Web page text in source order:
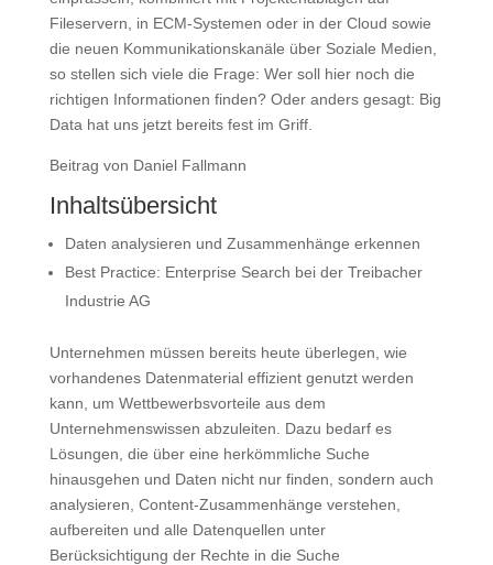
Fileservern, in ECM-Systemen oder in der Cloud sowie
die neuen Kommunikationskanäle über Soziale Medien,
so stellen sich viele die Frage: Wer soll hier noch die
richtigen Informationen finden? Oder anders gesagt: Big
Data hat uns jetzt bereits fest im Griff.
Beitrag von Daniel Fallmann
Inhaltsübersicht
Daten analysieren und Zusammenhänge erkennen
Best Practice: Enterprise Search bei der Treibacher
Industrie AG
Unternehmen müssen bereits heute überlegen, wie
vorhandenes Datenmaterial effizient genutzt werden
kann, um Wettbewerbsvorteile aus dem
Unternehmenswissen abzuleiten. Dazu bedarf es
Lösungen, die über eine herkömmliche Suche
hinausgehen und Daten nicht nur finden, sondern auch
analysieren, Content-Zusammenhänge verstehen,
aufbereiten und alle Datenquellen unter
Berücksichtigung der Rechte in die Suche